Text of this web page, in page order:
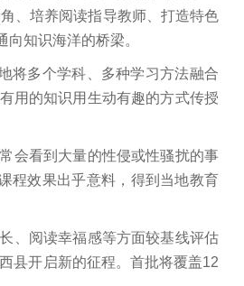
、培养阅读指导教师、打造特色
知识海洋的桥梁。
将多个学科、多种学习方法融合
用的知识用生动有趣的方式传授
会看到大量的性侵或性骚扰的事
程效果出乎意料，得到当地教育
、阅读幸福感等方面较基线评估
县开启新的征程。首批将覆盖12